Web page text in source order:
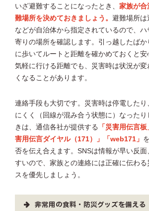
いざ避難することになったとき、 家族が合
難場所を決めておきましょう。 避難場所は
などが自治体から指定されているので、
寄りの場所を確認します。引っ越したば
に歩いてルートと距離を確かめておくと
気軽に行ける距離でも、災害時は状況が変
くなることがあります。
連絡手段も大切です。災害時は停電したり
にくく（回線が混み合う状態に）なったり
きは、通信各社が提供する
「災害用伝言
害用伝言ダイヤル（171）」「web171」
否を伝え合えます。SNSは情報が早い反
すいので、家族との連絡には正確に伝わ
スを優先しましょう。
非常用の食料・防災グッズを備える